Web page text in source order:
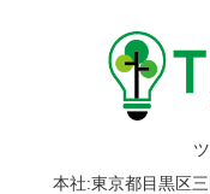
本社:東京都目黒区